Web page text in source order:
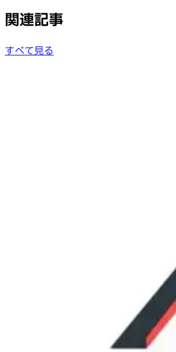
関連記事
すべて見る